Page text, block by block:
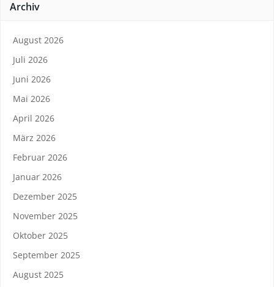
Archiv
August 2026
Juli 2026
Juni 2026
Mai 2026
April 2026
März 2026
Februar 2026
Januar 2026
Dezember 2025
November 2025
Oktober 2025
September 2025
August 2025